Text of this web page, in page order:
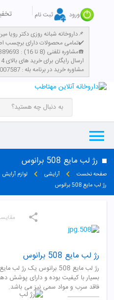
ورود ثبت نام
داروخانه شبانه روزی دکتر رویا میرنظامی📌
تمامی محصولات دارای برچسب اصالت کالا و سیب سلامت میباشند✔️
مشاوره تلفنی (8 تا 16) : 02165389693☎️
​ارسال رایگان برای خرید های بالای 4 میلیون تومان با پست پیشتاز
مشاوره خرید در برنامه بله : 09302007587
رژ لب مایع 508 برانوس
صفحه نخست آرایشی لوازم آرایش
رژ لب مایع 508 برانوس
رژ لب مایع 508 برانوس
رژ لب مایع 508 برانوس یک
بسیار با کیفیت بوده و دارای پوشش
فاقد سرب و مواد سمی نیز می باشد.